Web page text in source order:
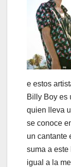
e estos
Billy Boy es
quien lleva
se conoce
un cantante
suma a este
igual a la